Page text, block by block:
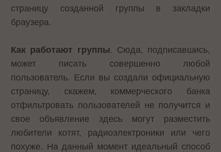
страницу созданной группы в закладки
браузера.
Как работают группы. Сюда, подписавшись,
может писать совершенно любой
пользователь. Если вы создали официальную
страницу, скажем, коммерческого банка
отфильтровать пользователей не получится и
свое объявление здесь могут разместить
любители котят, радиоэлектроники или чего
похуже. На данный момент идеальный способ